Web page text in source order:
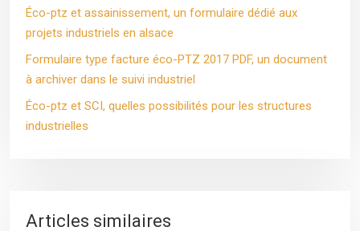
Éco-ptz et assainissement, un formulaire dédié aux
projets industriels en alsace
Formulaire type facture éco-PTZ 2017 PDF, un document
à archiver dans le suivi industriel
Éco-ptz et SCI, quelles possibilités pour les structures
industrielles
Articles similaires